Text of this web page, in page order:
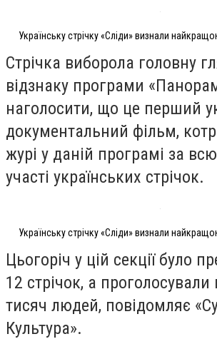
Українську стрічку «Сліди» визнали
Стрічка виборола головну
відзнаку програми
наголосити, що це перший
документальний фільм,
журі у даній програмі за
участі українських стрічок.
Українську стрічку «Сліди» визнали
Цьогоріч у цій секції було
12 стрічок, а
тисяч людей, повідомляє
Культура».